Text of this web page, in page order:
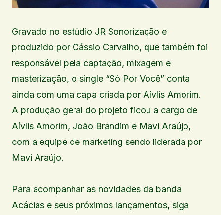
Gravado no estúdio JR Sonorização e
produzido por Cássio Carvalho, que também foi
responsável pela captação, mixagem e
masterização, o single “Só Por Você” conta
ainda com uma capa criada por Aívlis Amorim.
A produção geral do projeto ficou a cargo de
Aívlis Amorim, João Brandim e Mavi Araújo,
com a equipe de marketing sendo liderada por
Mavi Araújo.
Para acompanhar as novidades da banda
Acácias e seus próximos lançamentos, siga